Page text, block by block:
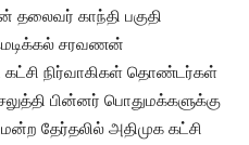
காந்தி பகுதி
சரவணன்
கட்சி நிர்வாகிகள் தொண்டர்கள்
பின்னர் பொதுமக்களுக்கு
தேர்தலில் அதிமுக கட்சி